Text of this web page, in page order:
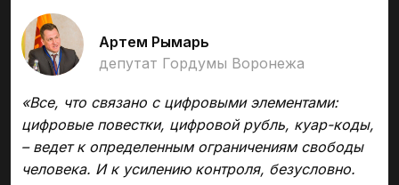
Артем Рымарь
депутат Гордумы Воронежа
«Все, что связано с цифровыми элементами:
цифровые повестки, цифровой рубль, куар-коды,
– ведет к определенным ограничениям свободы
человека. И к усилению контроля, безусловно.